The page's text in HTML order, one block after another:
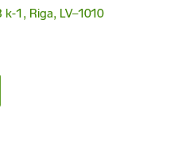
1, Riga, LV–1010